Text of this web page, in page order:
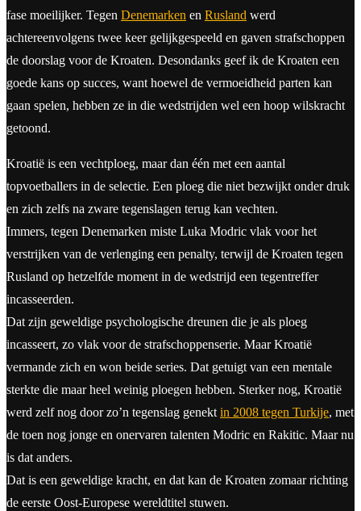
fase moeilijker. Tegen Denemarken en Rusland werd
achtereenvolgens twee keer gelijkgespeeld en gaven strafschoppen
de doorslag voor de Kroaten. Desondanks geef ik de Kroaten een
goede kans op succes, want hoewel de vermoeidheid parten kan
gaan spelen, hebben ze in die wedstrijden wel een hoop wilskracht
getoond.
Kroatië is een vechtploeg, maar dan één met een aantal
topvoetballers in de selectie. Een ploeg die niet bezwijkt onder druk
en zich zelfs na zware tegenslagen terug kan vechten.
Immers, tegen Denemarken miste Luka Modric vlak voor het
verstrijken van de verlenging een penalty, terwijl de Kroaten tegen
Rusland op hetzelfde moment in de wedstrijd een tegentreffer
incasseerden.
Dat zijn geweldige psychologische dreunen die je als ploeg
incasseert, zo vlak voor de strafschoppenserie. Maar Kroatië
vermande zich en won beide series. Dat getuigt van een mentale
sterkte die maar heel weinig ploegen hebben. Sterker nog, Kroatië
werd zelf nog door zo’n tegenslag genekt in 2008 tegen Turkije, met
de toen nog jonge en onervaren talenten Modric en Rakitic. Maar nu
is dat anders.
Dat is een geweldige kracht, en dat kan de Kroaten zomaar richting
de eerste Oost-Europese wereldtitel stuwen.